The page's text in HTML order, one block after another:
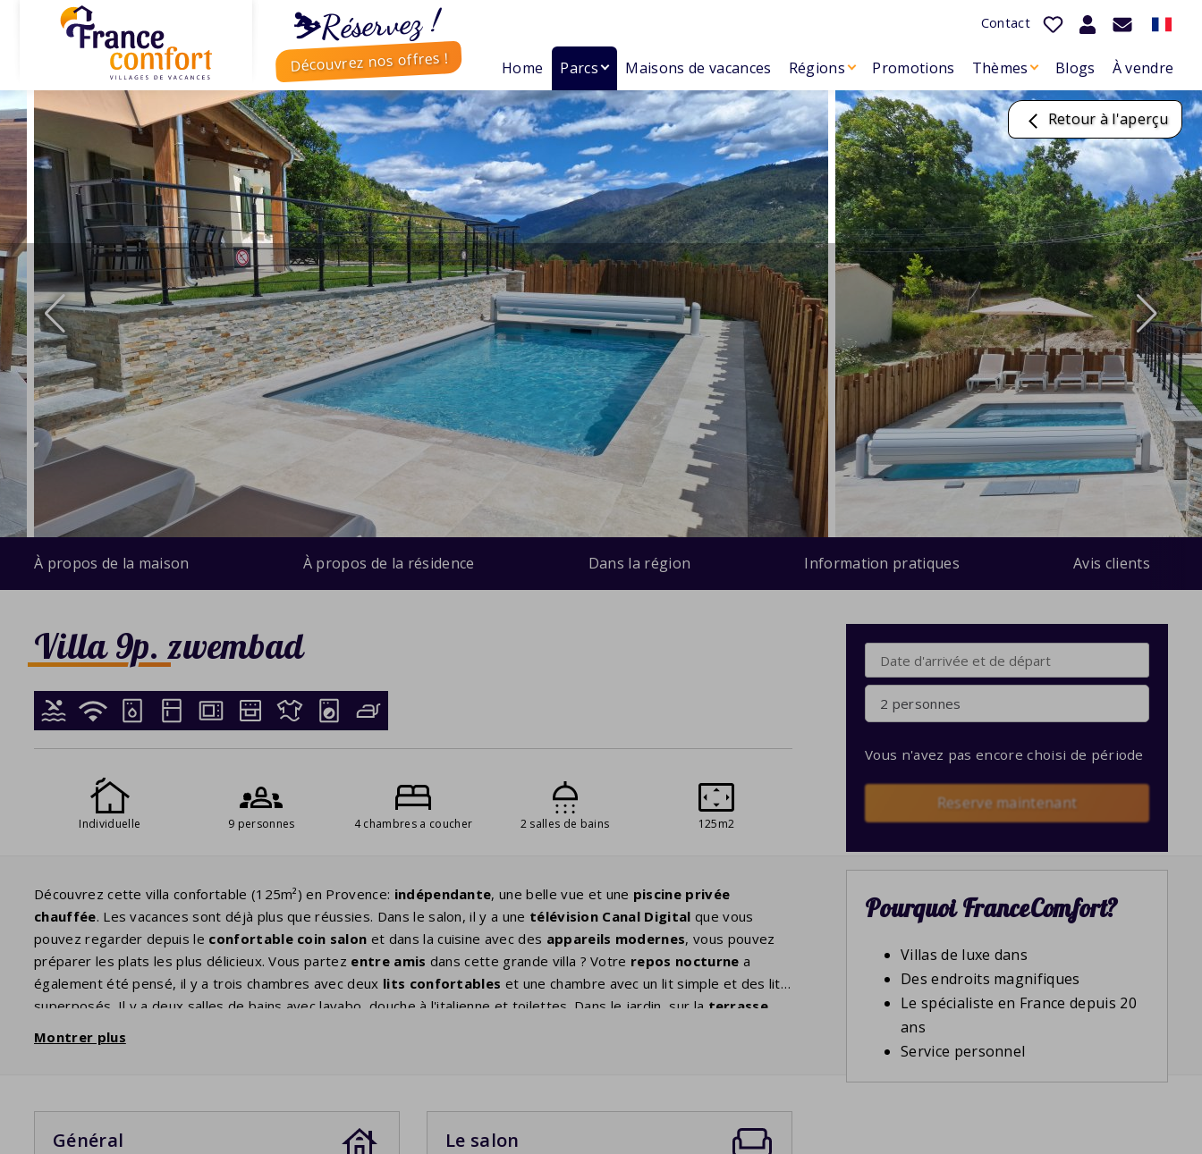
⛷️Réservez !
Découvrez nos offres !
Contact
Home Parcs Maisons de vacances Régions Promotions Thèmes Blogs À vendre
Retour à l'aperçu
À propos de la maison À propos de la résidence Dans la région Information pratiques Avis clients
Villa 9p. zwembad
Individuelle 9 personnes 4 chambres a coucher 2 salles de bains 125m2
Découvrez cette villa confortable (125m²) en Provence: indépendante, une belle vue et une piscine privée
chauffée. Les vacances sont déjà plus que réussies. Dans le salon, il y a une télévision Canal Digital que vous
pouvez regarder depuis le confortable coin salon et dans la cuisine avec des appareils modernes, vous pouvez
préparer les plats les plus délicieux. Vous partez entre amis dans cette grande villa ? Votre repos nocturne a
également été pensé, il y a trois chambres avec deux lits confortables et une chambre avec un lit simple et des lits
superposés. Il y a deux salles de bains avec lavabo, douche à l'italienne et toilettes. Dans le jardin, sur la terrasse
, vous pouvez vous asseoir et profiter de la belle nature et des enfants qui jouent dans la piscine. Le soir,
un verre de vin et profiter du silence jusqu'à tard, seulement interrompu par les grillons.
Piscine privée ouverte: 18/4/2026 - 26/9/2026
Montrer plus
Général Le salon
2 personnes
Vous n'avez pas encore choisi de période
Reserve maintenant
Pourquoi FranceComfort?
Villas de luxe dans
Des endroits magnifiques
Le spécialiste en France depuis 20
ans
Service personnel